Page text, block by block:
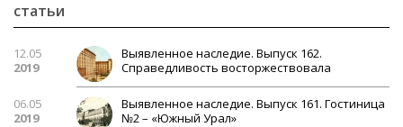
статьи
12.05
2019
Выявленное наследие. Выпуск 162.
Справедливость восторжествовала
06.05
2019
Выявленное наследие. Выпуск 161. Гостиница
№2 – «Южный Урал»